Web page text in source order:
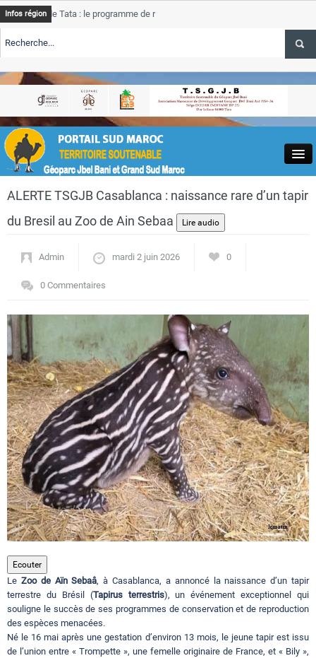
Close
Actualités
Circuits touristiques
Tourisme
Régions
Hotels
Evenements
Contact
Infos région
de Tata : le programme de rehabilitation post-inondations
TSGJB Tourisme : l’ONMT renforce l’aerien a Dakhla et
Tata
TSGJB Tourisme au Maroc : Transavia renforce les vols Paris-
ALERTE TSGJB Casablanca : naissance rare d’un tapir
du Bresil au Zoo de Ain Sebaa
Admin mardi 2 juin 2026 0
0 Commentaires
Ecouter
Le Zoo de Aïn Sebaâ, à Casablanca, a annoncé la naissance d’un tapir
terrestre du Brésil (Tapirus terrestris), un événement exceptionnel qui
souligne le succès de ses programmes de conservation et de reproduction
des espèces menacées.
Né le 16 mai après une gestation d’environ 13 mois, le jeune tapir est issu
de l’union entre « Trompette », une femelle originaire de France, et « Bily »,